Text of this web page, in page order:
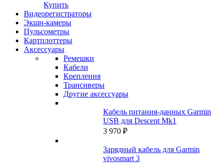
Купить
Видеорегистраторы
Экшн-камеры
Пульсометры
Картплоттеры
Аксессуары
Ремешки
Кабели
Крепления
Трансиверы
Другие аксессуары
Кабель питания-данных Garmin
USB для Descent Mk1
3 970 ₽
Зарядный кабель для Garmin
vivosmart 3